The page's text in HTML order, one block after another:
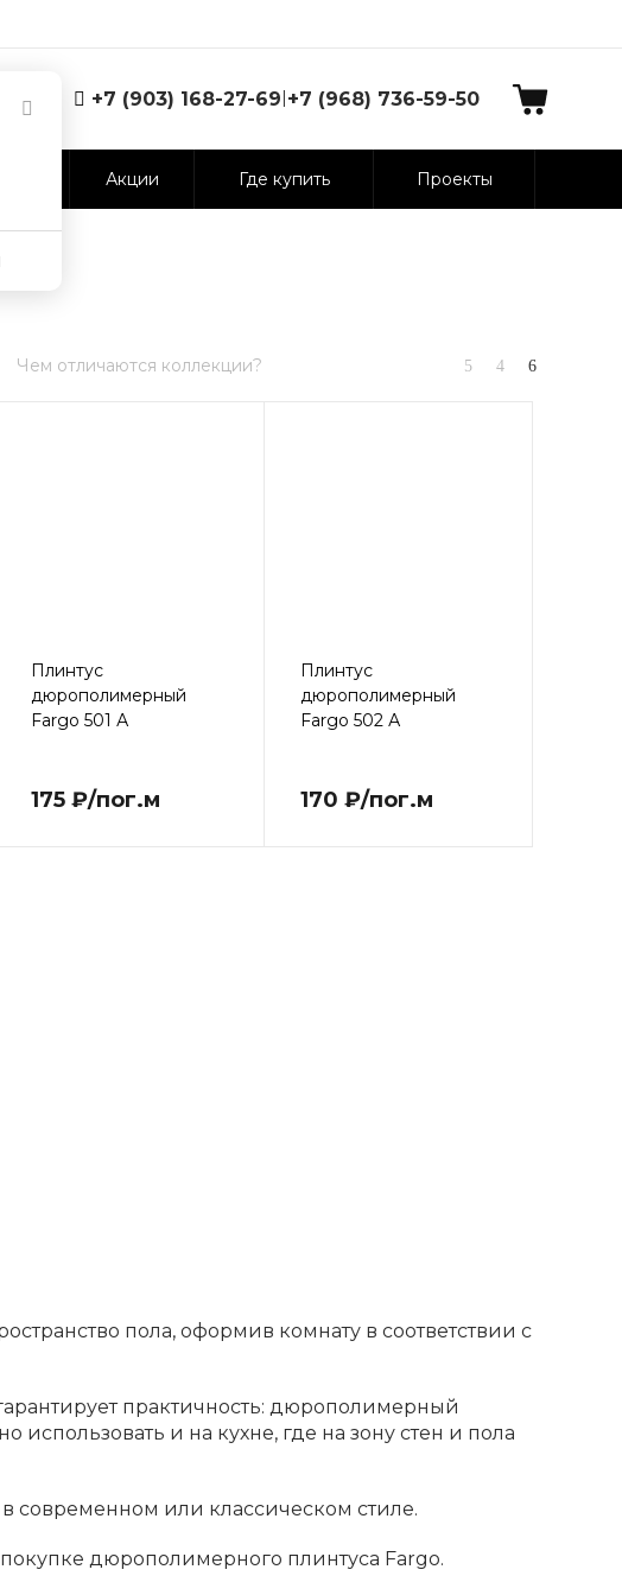
+7 (903) 168-27-69|+7 (968) 736-59-50
Акции Где купить Проекты
Чем отличаются коллекции?
Плинтус
дюрополимерный
Fargo 501 А
175 ₽/пог.м
Плинтус
дюрополимерный
Fargo 502 А
170 ₽/пог.м
пола, оформив комнату в соответствии с
практичность: дюрополимерный
и на кухне, где на зону стен и пола
современном или классическом стиле.
дюрополимерного плинтуса Fargo.